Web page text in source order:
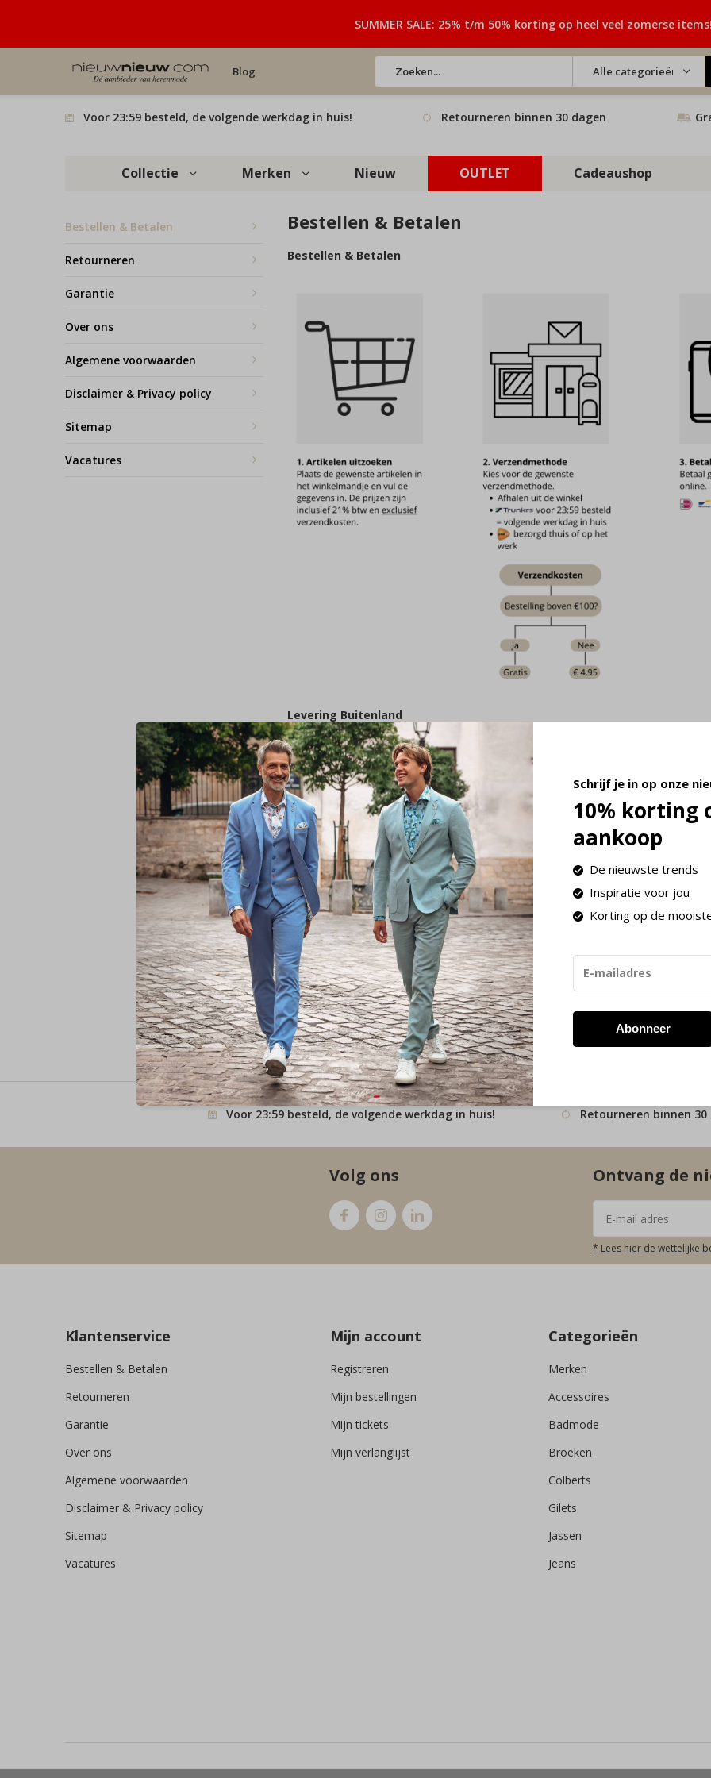
Blog Alle categorieën
SUMMER SALE: 25% t/m 50% korting op heel veel zomerse items!
Voor 23:59 besteld, de volgende werkdag in huis! Retourneren binnen 30 dagen
Collectie Merken Nieuw OUTLET Cadeaushop
Bestellen & Betalen
Bestellen & Betalen
Levering Buitenland
Hieronder een overzicht van de verzendkosten voor landen binnen de EU:
Land
Finland, Denemarken en Zweden Tot € 225,-
Boven €
Oostenrijk, Italië, Luxemburg en Frankrijk
Boven €
Bestellen & Betalen
Retourneren
Garantie
Over ons
Algemene voorwaarden
Disclaimer & Privacy policy
Sitemap
Vacatures
Schrijf je in op onze
10% korting
aankoop
De nieuwste trends
Inspiratie voor jou
Korting op de
Abonneer
Voor 23:59 besteld, de volgende werkdag in huis! Retourneren binnen 30
Volg ons Ontvang de
* Lees hier de wettelijke
Klantenservice
Bestellen & Betalen
Retourneren
Garantie
Over ons
Algemene voorwaarden
Disclaimer & Privacy policy
Sitemap
Vacatures
Mijn account
Registreren
Mijn bestellingen
Mijn tickets
Mijn verlanglijst
Categorieën
Merken
Accessoires
Badmode
Broeken
Colberts
Gilets
Jassen
Jeans